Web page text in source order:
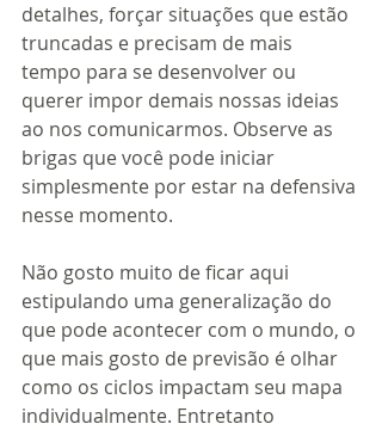
detalhes, forçar situações que estão
truncadas e precisam de mais
tempo para se desenvolver ou
querer impor demais nossas ideias
ao nos comunicarmos. Observe as
brigas que você pode iniciar
simplesmente por estar na defensiva
nesse momento.
Não gosto muito de ficar aqui
estipulando uma generalização do
que pode acontecer com o mundo, o
que mais gosto de previsão é olhar
como os ciclos impactam seu mapa
individualmente. Entretanto